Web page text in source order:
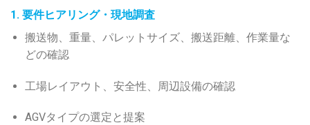
1. 要件ヒアリング・現地調査
搬送物、重量、パレットサイズ、搬送距離、作業量な
どの確認
工場レイアウト、安全性、周辺設備の確認
AGVタイプの選定と提案